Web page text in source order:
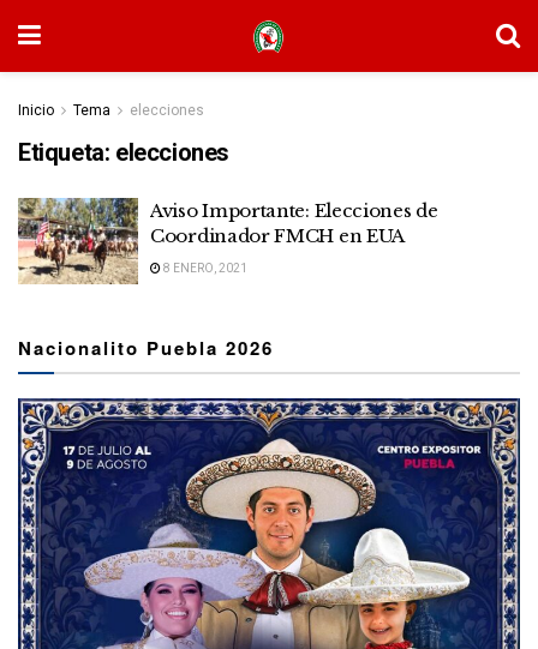
Inicio Tema elecciones
Etiqueta: elecciones
Aviso Importante: Elecciones de
Coordinador FMCH en EUA
8 ENERO, 2021
Nacionalito Puebla 2026